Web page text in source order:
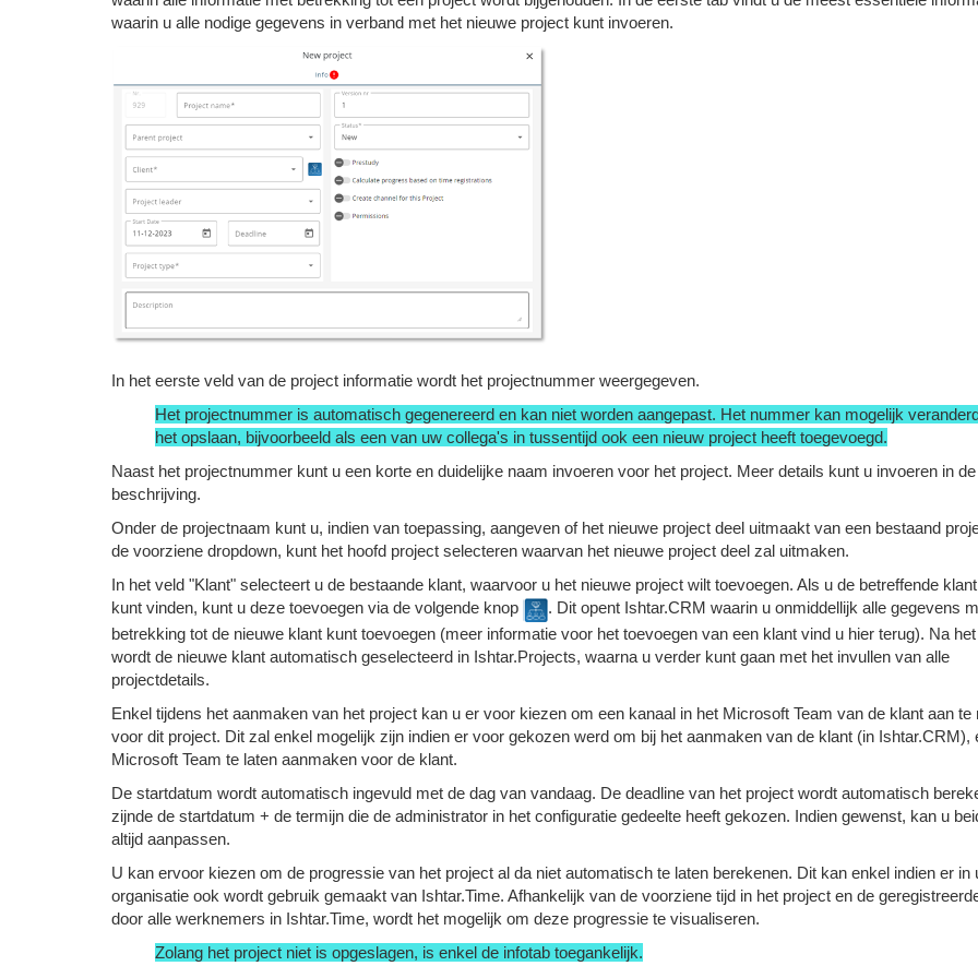
waarin u alle nodige gegevens in verband met het nieuwe project kunt invoeren.
In het eerste veld van de project informatie wordt het projectnummer weergegeven.
Het projectnummer is automatisch gegenereerd en kan niet worden aangepast. Het nummer kan mogelijk
het opslaan, bijvoorbeeld als een van uw collega's in tussentijd ook een nieuw project heeft toegevoegd.
Naast het projectnummer kunt u een korte en duidelijke naam invoeren voor het project. Meer details kunt u invoeren in de
beschrijving.
Onder de projectnaam kunt u, indien van toepassing, aangeven of het nieuwe project deel uitmaakt van een bestaand
de voorziene dropdown, kunt het hoofd project selecteren waarvan het nieuwe project deel zal uitmaken.
In het veld "Klant" selecteert u de bestaande klant, waarvoor u het nieuwe project wilt toevoegen. Als u de betreffende
kunt vinden, kunt u deze toevoegen via de volgende knop
. Dit opent Ishtar.CRM waarin u onmiddellijk alle gegevens
betrekking tot de nieuwe klant kunt toevoegen (meer informatie voor het toevoegen van een klant vind u hier terug). Na
wordt de nieuwe klant automatisch geselecteerd in Ishtar.Projects, waarna u verder kunt gaan met het invullen van alle
projectdetails.
Enkel tijdens het aanmaken van het project kan u er voor kiezen om een kanaal in het Microsoft Team van de klant aan te
voor dit project. Dit zal enkel mogelijk zijn indien er voor gekozen werd om bij het aanmaken van de klant (in Ishtar.CRM),
Microsoft Team te laten aanmaken voor de klant.
De startdatum wordt automatisch ingevuld met de dag van vandaag. De deadline van het project wordt automatisch
zijnde de startdatum + de termijn die de administrator in het configuratie gedeelte heeft gekozen. Indien gewenst, kan u
altijd aanpassen.
U kan ervoor kiezen om de progressie van het project al da niet automatisch te laten berekenen. Dit kan enkel indien er in
organisatie ook wordt gebruik gemaakt van Ishtar.Time. Afhankelijk van de voorziene tijd in het project en de
door alle werknemers in Ishtar.Time, wordt het mogelijk om deze progressie te visualiseren.
Zolang het project niet is opgeslagen, is enkel de infotab toegankelijk.